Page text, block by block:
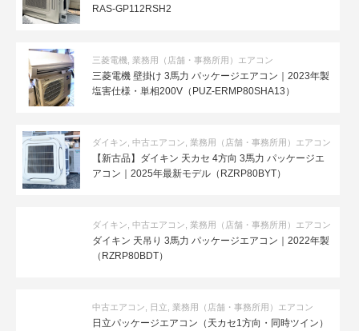
RAS-GP112RSH2
三菱電機 業務用（店舗・事務所用）エアコン
三菱電機 壁掛け 3馬力 パッケージエアコン｜2023年製
塩害仕様・単相200V（PUZ-ERMP80SHA13）
ダイキン 中古エアコン 業務用（店舗・事務所用）エアコン
【新古品】ダイキン 天カセ 4方向 3馬力 パッケージエ
アコン｜2025年最新モデル（RZRP80BYT）
ダイキン 中古エアコン 業務用（店舗・事務所用）エアコン
ダイキン 天吊り 3馬力 パッケージエアコン｜2022年製
（RZRP80BDT）
中古エアコン 日立 業務用（店舗・事務所用）エアコン
日立パッケージエアコン（天カセ1方向・同時ツイン）